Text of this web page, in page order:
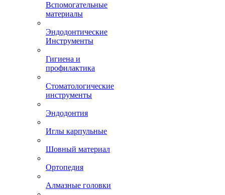
Вспомогательные
материалы
Эндодонтические
Инструменты
Гигиена и
профилактика
Стоматологические
инструменты
Эндодонтия
Иглы карпульные
Шовный материал
Ортопедия
Алмазные головки